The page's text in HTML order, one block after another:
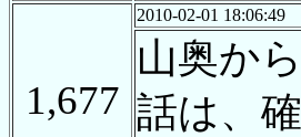
1,677
2010-02-01 18:06:49
山奥か
話は、